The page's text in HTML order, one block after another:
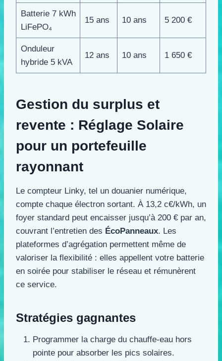
Batterie 7 kWh
LiFePO₄
15 ans 10 ans 5 200 €
Onduleur
hybride 5 kVA
12 ans 10 ans 1 650 €
Gestion du surplus et
revente : Réglage Solaire
pour un portefeuille
rayonnant
Le compteur Linky, tel un douanier numérique,
compte chaque électron sortant. À 13,2 c€/kWh, un
foyer standard peut encaisser jusqu’à 200 € par an,
couvrant l’entretien des ÉcoPanneaux. Les
plateformes d’agrégation permettent même de
valoriser la flexibilité : elles appellent votre batterie
en soirée pour stabiliser le réseau et rémunèrent
ce service.
Stratégies gagnantes
Programmer la charge du chauffe-eau hors
pointe pour absorber les pics solaires.